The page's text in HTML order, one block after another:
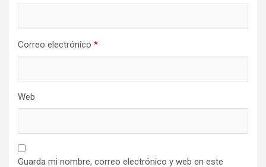
Correo electrónico *
Web
Guarda mi nombre, correo electrónico y web en este